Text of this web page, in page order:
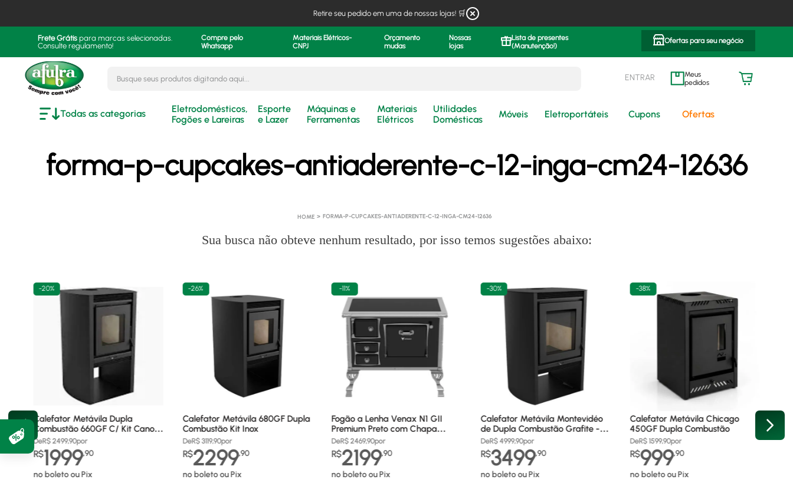
Retire seu pedido em uma de nossas lojas! 🛒
Frete Grátis para marcas selecionadas.
Consulte regulamento!
Compre pelo
Whatsapp
Materiais Elétricos-
CNPJ
Orçamento
mudas
Nossas
lojas
Lista de presentes
(Manutenção!)
Ofertas para seu negócio
ENTRAR meus pedidos
Todas as categorias
Eletrodomésticos,
Fogões e Lareiras
Esporte
e Lazer
Máquinas e
Ferramentas
Materiais
Elétricos
Utilidades
Domésticas
Móveis Eletroportáteis Cupons Ofertas
forma-p-cupcakes-antiaderente-c-12-inga-cm24-12636
FORMA-P-CUPCAKES-ANTIADERENTE-C-12-INGA-CM24-12636
Sua busca não obteve nenhum resultado, por isso temos sugestões abaixo:
-20%
Calefator Metávila Dupla
Combustão 660GF C/ Kit Canos
Inox
DeR$2499,90por
R$1999,90
no boleto ou Pix
-26%
Calefator Metávila 680GF Dupla
Combustão Kit Inox
DeR$3119,90por
R$2299,90
no boleto ou Pix
-11%
Fogão a Lenha Venax N1 GII
Premium Preto com Chapa
Vitrocerâmica - Chaminé Saída
Lado Direito
DeR$2469,90por
R$2199,90
no boleto ou Pix
-30%
Calefator Metávila Montevidéo
de Dupla Combustão Grafite -
880GF
DeR$ 4999,90por
R$3499,90
no boleto ou Pix
-38%
Calefator Metávila Chicago
450GF Dupla Combustão
DeR$ 1599,90por
R$999,90
no boleto ou Pix